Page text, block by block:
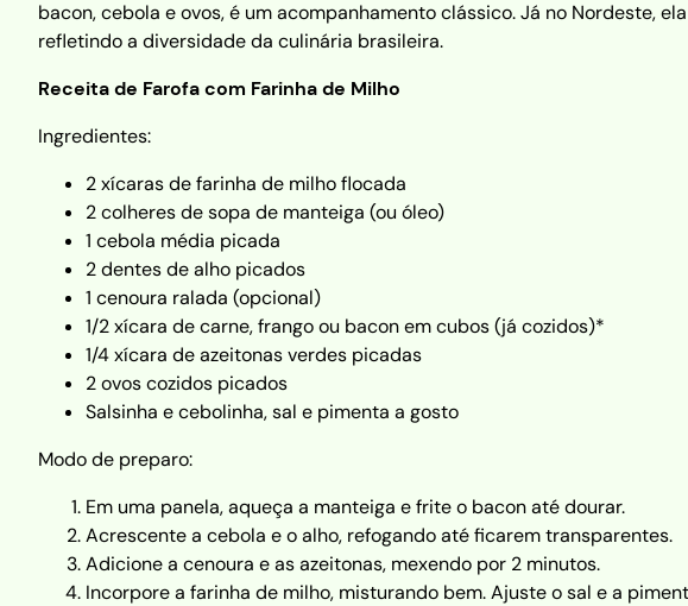
bacon, cebola e ovos, é um acompanhamento clássico. Já no Nordeste,
refletindo a diversidade da culinária brasileira.
Receita de Farofa com Farinha de Milho
Ingredientes:
2 xícaras de farinha de milho flocada
2 colheres de sopa de manteiga (ou óleo)
1 cebola média picada
2 dentes de alho picados
1 cenoura ralada (opcional)
1/2 xícara de carne, frango ou bacon em cubos (já cozidos)*
1/4 xícara de azeitonas verdes picadas
2 ovos cozidos picados
Salsinha e cebolinha, sal e pimenta a gosto
Modo de preparo:
Em uma panela, aqueça a manteiga e frite o bacon até dourar.
Acrescente a cebola e o alho, refogando até ficarem transparentes.
Adicione a cenoura e as azeitonas, mexendo por 2 minutos.
Incorpore a farinha de milho, misturando bem. Ajuste o sal e a